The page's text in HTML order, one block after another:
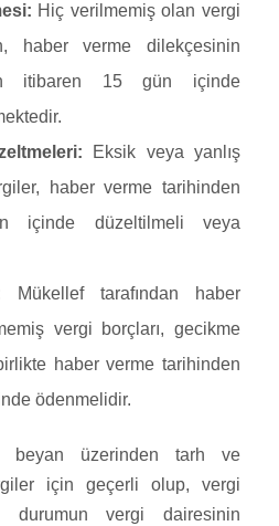
Hiç verilmemiş olan vergi
haber verme dilekçesinin
itibaren 15 gün içinde
Eksik veya yanlış
haber verme tarihinden
içinde düzeltilmeli veya
Mükellef tarafından haber
vergi borçları, gecikme
haber verme tarihinden
ödenmelidir.
beyan üzerinden tarh ve
için geçerli olup, vergi
durumun vergi dairesinin